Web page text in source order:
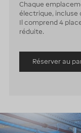
Chaque
électrique, incluse
Il comprend 4
réduite.
Réserver au